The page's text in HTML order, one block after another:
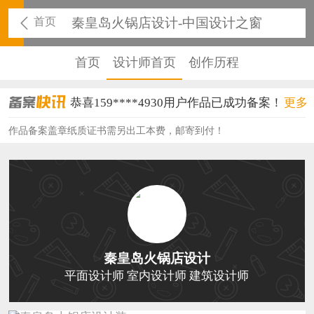
首页 秦皇岛火锅店设计-中国设计之窗
首页 设计师首页 创作历程
恭喜159****4930用户作品已成功备案！
恭喜150****6483用户作品已成功备案！
恭喜131****2473用户作品已成功备案！
恭喜159****4201用户作品已成功备案！
恭喜133****6466用户作品已成功备案！
恭喜131****1475用户作品已成功备案！
恭喜133****8874用户作品已成功备案！
恭喜138****8638用户作品已成功备案！
更多
作品备案盖章纸质证书需另出工本费，邮寄到付！
秦皇岛火锅店设计
平面设计师 室内设计师 建筑设计师